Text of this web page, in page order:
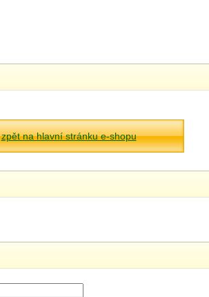
zpět na hlavní stránku e-shopu